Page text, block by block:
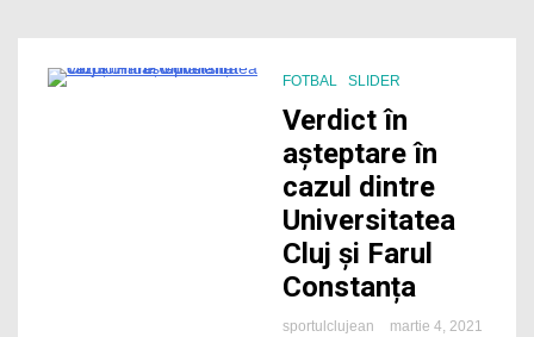
FOTBAL SLIDER
Verdict în
așteptare în
cazul dintre
Universitatea
Cluj și Farul
Constanța
sportulclujean
martie 4, 2021